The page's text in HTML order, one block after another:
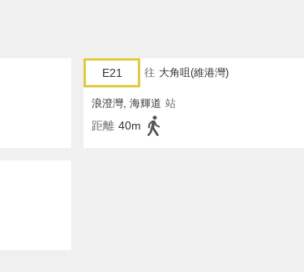
E21 往 大角咀(維港灣)
浪澄灣, 海輝道 站
距離 40m